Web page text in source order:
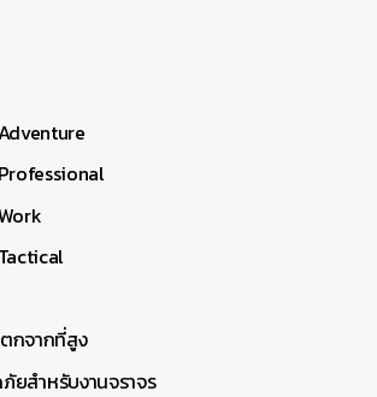
กจากที่สูง
สำหรับงานจราจร